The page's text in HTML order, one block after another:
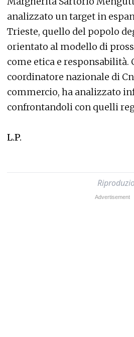
analizzato un target in
Trieste, quello del popolo
orientato al modello di
come etica e responsabilità.
coordinatore nazionale di
commercio, ha analizzato
confrontandoli con quelli
L.P.